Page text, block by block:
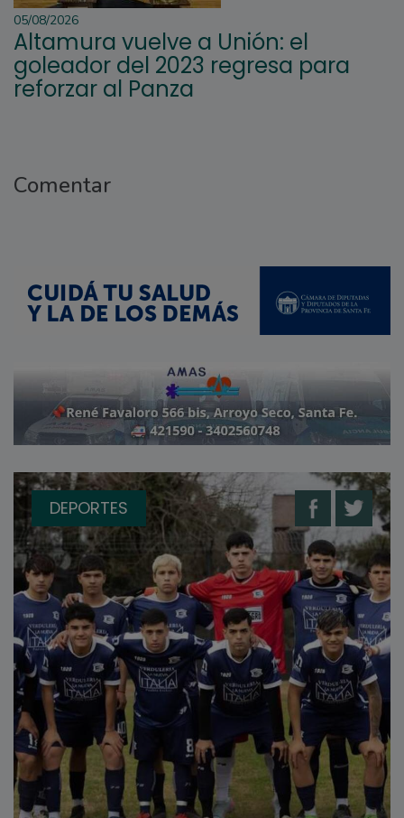
05/08/2026
Altamura vuelve a Unión: el
goleador del 2023 regresa para
reforzar al Panza
Comentar
DEPORTES